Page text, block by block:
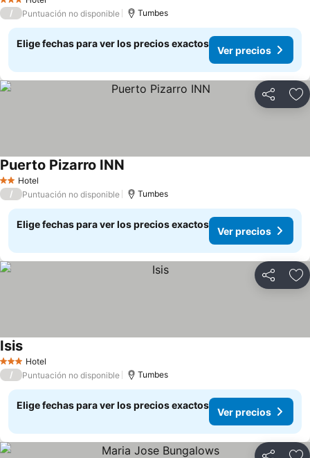
3 Estrellas
/
Puntuación no disponible Tumbes
Elige fechas para ver los precios exactos
Ver precios
Compartir
2 Estrellas
Hotel
Puerto Pizarro INN
/ Puntuación no disponible Tumbes
Elige fechas para ver los precios exactos
Ver precios
Compartir
3 Estrellas
Hotel
Isis
/ Puntuación no disponible Tumbes
Elige fechas para ver los precios exactos
Ver precios